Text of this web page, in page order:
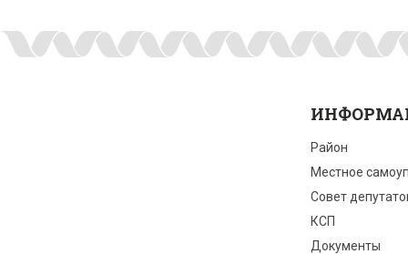
Район
Местное
Совет
КСП
Документы